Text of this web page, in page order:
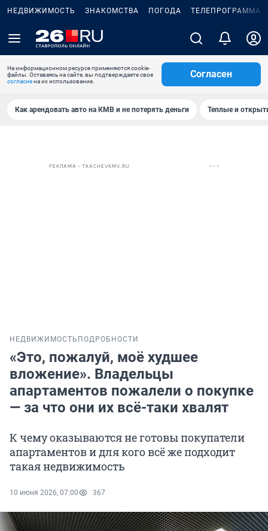
НЕДВИЖИМОСТЬ ЗНАКОМСТВА ПОГОДА ТЕЛЕПРОГРАММА
На информационном ресурсе применяются cookie-
файлы. Оставаясь на сайте, вы подтверждаете свое
согласиена их использование.
Согласен
Как арендовать авто на КМВ и не потерять деньги Теплые и
РЕКЛАМА • TKACHEVKMV.RU
НЕДВИЖИМОСТЬ ПОДРОБНОСТИ
«Это, пожалуй, моё худшее
вложение». Владельцы
апартаментов пожалели о покупке
— за что они их всё-таки хвалят
К чему оказываются не готовы покупатели
апартаментов и для кого всё же подходит
такая недвижимость
10 июня 2026, 07:00 367